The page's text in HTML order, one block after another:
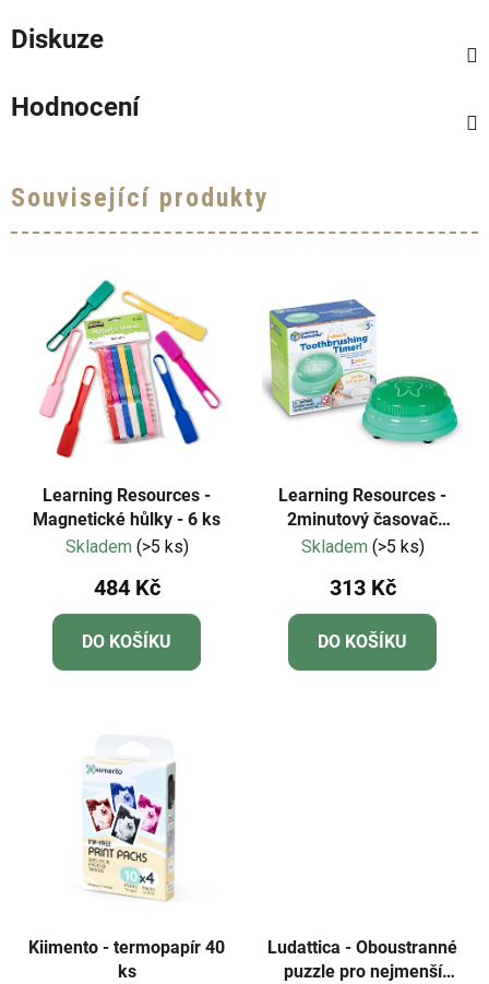
Diskuze
Hodnocení
Související produkty
Learning Resources -
Magnetické hůlky - 6 ks
Skladem (>5 ks)
484 Kč
DO KOŠÍKU
Learning Resources -
2minutový časovač
čištění zubů
Skladem (>5 ks)
313 Kč
DO KOŠÍKU
Kiimento - termopapír 40
ks
Ludattica - Oboustranné
puzzle pro nejmenší